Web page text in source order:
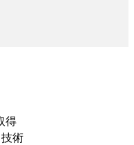
得
術